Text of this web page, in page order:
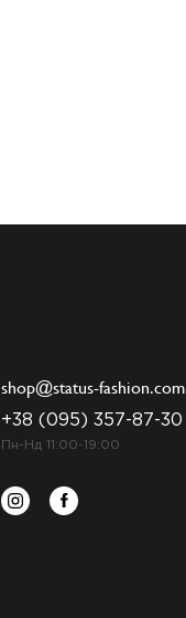
shop@status-fashion.com
+38 (095) 357-87-30
Пн-Нд 11:00-19:00